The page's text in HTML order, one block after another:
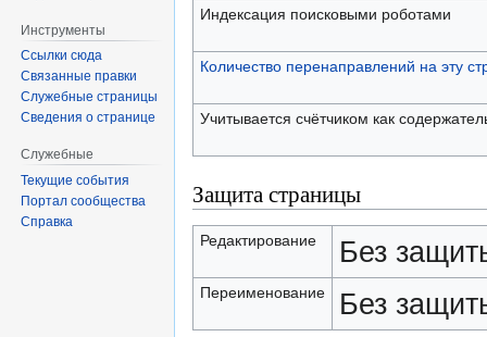
Индексация поисковыми роботами
Количество перенаправлений на эту
Учитывается счётчиком как
Защита страницы
Редактирование Без
Переименование Без
Инструменты
Ссылки сюда
Связанные правки
Служебные страницы
Сведения о странице
Служебные
Текущие события
Портал сообщества
Справка